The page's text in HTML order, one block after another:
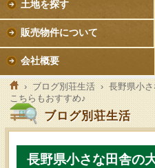
土地を探す
販売物件について
会社概要
›ブログ別荘生活› 長野県小さ
こちらもおすすめ♪
ブログ別荘生活
長野県小さな田舎の